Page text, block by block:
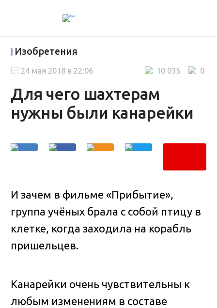
Изобретения
Для чего шахтерам
нужны были канарейки
0
10 035
24 мая 2018 в 22:06
И зачем в фильме «Прибытие»,
группа учёных брала с собой птицу в
клетке, когда заходила на корабль
пришельцев.
Канарейки очень чувствительны к
любым изменениям в составе